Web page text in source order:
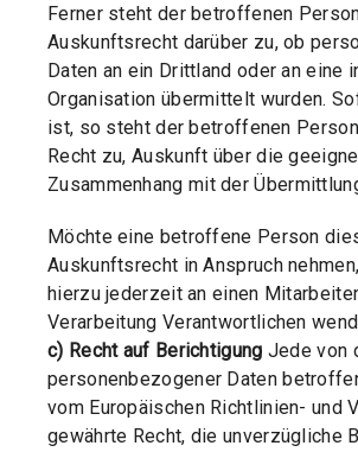
Ferner steht der betroffenen
Auskunftsrecht darüber zu, ob
Daten an ein Drittland oder an eine
Organisation übermittelt wurden.
ist, so steht der betroffenen
Recht zu, Auskunft über die
Zusammenhang mit der
Möchte eine betroffene Person
Auskunftsrecht in Anspruch
hierzu jederzeit an einen
Verarbeitung Verantwortlichen
c) Recht auf Berichtigung Jede von
personenbezogener Daten
vom Europäischen Richtlinien- und
gewährte Recht, die unverzügliche